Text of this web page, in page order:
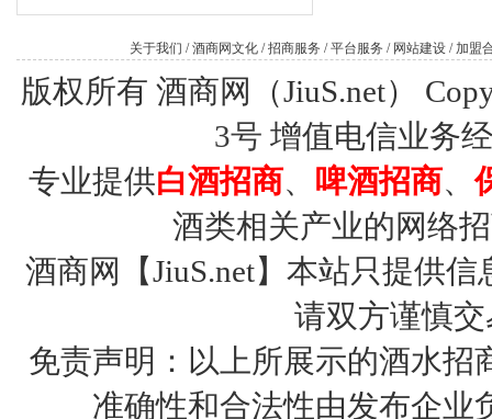
关于我们 /酒商网文化 /招商服务 /平台服务 / 网站建设 /加盟
版权所有 酒商网（JiuS.net）
3号 增值电信业务
专业提供白酒招商、 啤酒招商、
酒类相关产业的网络
酒商网【JiuS.net】本站只提供
请双方谨慎
免责声明：以上所展示的酒水
准确性和合法性由发布企业